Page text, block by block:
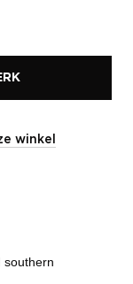
winkel
southern